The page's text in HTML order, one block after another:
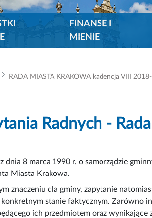
FINANSE I
MIENIE
RADA MIASTA KRAKOWA kadencja VIII
Radnych -
dnia 8 marca 1990 r. o samorządzie
Miasta Krakowa.
znaczeniu dla gminy, zapytanie
stanie faktycznym. Zarówno
ich przedmiotem oraz wynikające